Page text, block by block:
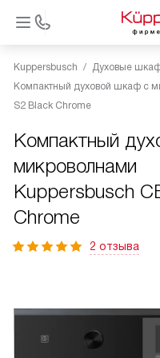
Kuppersbusch Духовые
Компактный духовой шкаф с
S2 Black Chrome
Компактный
микроволнами
Kuppersbusch
Chrome
2 отзыва